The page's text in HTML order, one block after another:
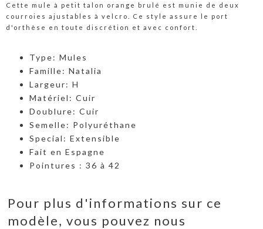
Cette mule à petit talon orange brulé est munie de deux
courroies ajustables à velcro. Ce style assure le port
d'orthèse en toute discrétion et avec confort.
Type: Mules
Famille: Natalia
Largeur: H
Matériel: Cuir
Doublure: Cuir
Semelle: Polyuréthane
Special: Extensible
Fait en Espagne
Pointures : 36 à 42
Pour plus d'informations sur ce
modèle, vous pouvez nous